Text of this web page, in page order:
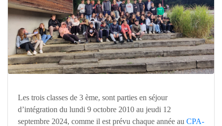
Les trois classes de 3 ème, sont parties en séjour
d’intégration du lundi 9 octobre 2010 au jeudi 12
septembre 2024, comme il est prévu chaque année au CPA-